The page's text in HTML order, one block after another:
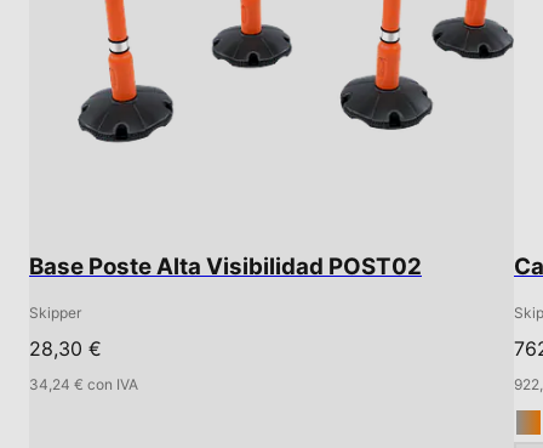
Base Poste Alta Visibilidad POST02
Skipper
28,30 €
34,24 € con IVA